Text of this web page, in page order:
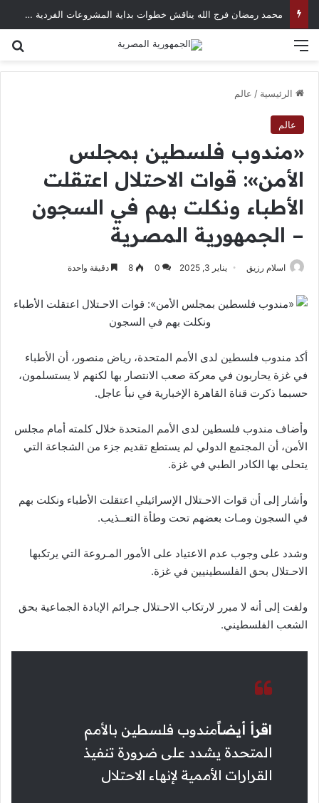
محمد رمضان فرج الله يناقش خطوات بداية المشروعات الفردية في العصر الرقمي
الرئيسية / عالم
عالم
«مندوب فلسطين بمجلس
الأمن»: قوات الاحـتلال اعتقلت
الأطباء ونكلت بهم في السجون
– الجمهورية المصرية
اسلام رزيق يناير 3, 2025 0
8 دقيقة واحدة
أكد مندوب فلسطين لدى الأمم المتحدة، رياض منصور، أن الأطباء
في غزة يحاربون في معركة صعب الانتصار بها لكنهم لا يستسلمون،
حسبما ذكرت قناة القاهرة الإخبارية في نبأ عاجل.
وأضاف مندوب فلسطين لدى الأمم المتحدة خلال كلمته أمام مجلس
الأمن، أن المجتمع الدولي لم يستطع تقديم جزء من الشجاعة التي
يتحلى بها الكادر الطبي في غزة.
وأشار إلى أن قوات الاحـتلال الإسرائيلي اعتقلت الأطباء ونكلت بهم
في السجون ومـات بعضهم تحت وطأة التعــذيب.
وشدد على وجوب عدم الاعتياد على الأمور المـروعة التي يرتكبها
الاحـتلال بحق الفلسطينيين في غزة.
ولفت إلى أنه لا مبرر لارتكاب الاحـتلال جـرائم الإبادة الجماعية بحق
الشعب الفلسطيني.
اقرأ أيضاًمندوب فلسطين بالأمم
المتحدة يشدد على ضرورة تنفيذ
القرارات الأممية لإنهاء الاحتلال